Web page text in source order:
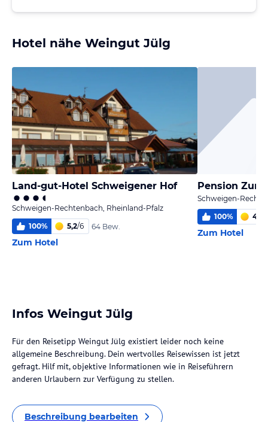
Hotel nähe Weingut Jülg
Land-gut-Hotel Schweigener Hof
Schweigen-Rechtenbach, Rheinland-Pfalz
100% 5,2/6 64 Bew.
Zum Hotel
Pension Zur
Schweigen-
100% 4,4
Zum Hotel
Infos Weingut Jülg
Für den Reisetipp Weingut Jülg existiert leider noch keine
allgemeine Beschreibung. Dein wertvolles Reisewissen ist jetzt
gefragt. Hilf mit, objektive Informationen wie in Reiseführern
anderen Urlaubern zur Verfügung zu stellen.
Beschreibung bearbeiten